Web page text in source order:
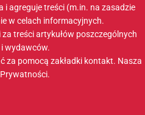
agreguje treści (m.in. na zasadzie
w celach informacyjnych.
treści artykułów poszczególnych
wydawców.
za pomocą zakładki kontakt. Nasza
.